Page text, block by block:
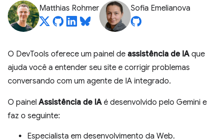
Matthias Rohmer Sofia Emelianova
O DevTools oferece um painel de assistência de IA que
ajuda você a entender seu site e corrigir problemas
conversando com um agente de IA integrado.
O painelAssistência de IA é desenvolvido pelo Gemini e
faz o seguinte:
Especialista em desenvolvimento da Web.